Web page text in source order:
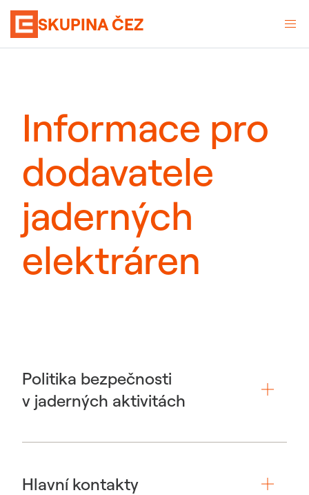
SKUPINA ČEZ
Informace pro
dodavatele
jaderných
elektráren
Politika bezpečnosti
v jaderných aktivitách
Hlavní kontakty